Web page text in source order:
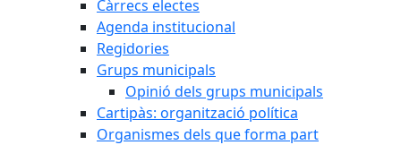
Càrrecs electes
Agenda institucional
Regidories
Grups municipals
Opinió dels grups municipals
Cartipàs: organització política
Organismes dels que forma part